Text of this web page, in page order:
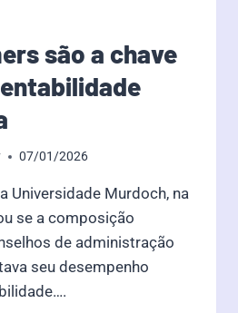
são a chave
07/01/2026
Universidade Murdoch, na
se a composição
de administração
seu desempenho